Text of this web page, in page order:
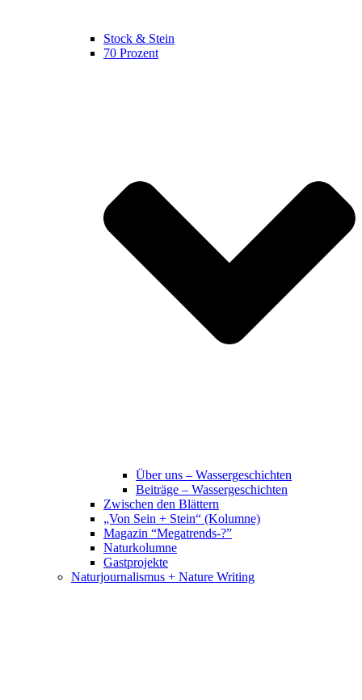
Stock & Stein
70 Prozent
Über uns – Wassergeschichten
Beiträge – Wassergeschichten
Zwischen den Blättern
„Von Sein + Stein“ (Kolumne)
Magazin “Megatrends-?”
Naturkolumne
Gastprojekte
Naturjournalismus + Nature Writing